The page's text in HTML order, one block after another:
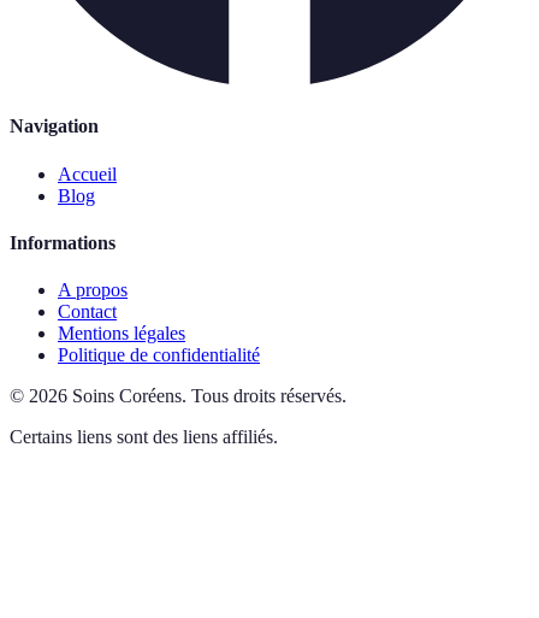
Navigation
Accueil
Blog
Informations
A propos
Contact
Mentions légales
Politique de confidentialité
© 2026 Soins Coréens. Tous droits réservés.
Certains liens sont des liens affiliés.